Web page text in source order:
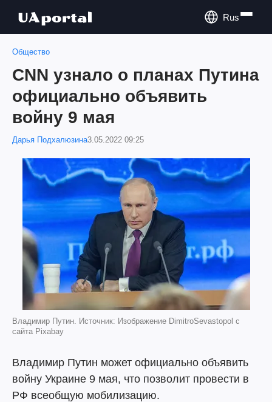
Rus
Общество
CNN узнало о планах Путина
официально объявить
войну 9 мая
Дарья Подхалюзина3.05.2022 09:25
Владимир Путин. Источник: Изображение DimitroSevastopol с
сайта Pixabay
Владимир Путин может официально объявить
войну Украине 9 мая, что позволит провести в
РФ всеобщую мобилизацию.